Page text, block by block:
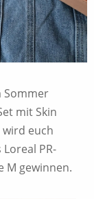
Sommer
mit Skin
euch
PR-
M gewinnen.